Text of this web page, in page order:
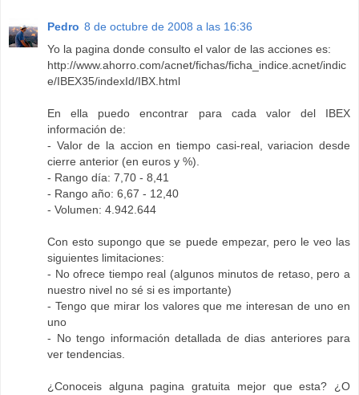
Pedro 8 de octubre de 2008 a las 16:36
Yo la pagina donde consulto el valor de las acciones es:
http://www.ahorro.com/acnet/fichas/ficha_indice.acnet/indic
e/IBEX35/indexId/IBX.html
En ella puedo encontrar para cada valor del IBEX
información de:
- Valor de la accion en tiempo casi-real, variacion desde
cierre anterior (en euros y %).
- Rango día: 7,70 - 8,41
- Rango año: 6,67 - 12,40
- Volumen: 4.942.644
Con esto supongo que se puede empezar, pero le veo las
siguientes limitaciones:
- No ofrece tiempo real (algunos minutos de retaso, pero a
nuestro nivel no sé si es importante)
- Tengo que mirar los valores que me interesan de uno en
uno
- No tengo información detallada de dias anteriores para
ver tendencias.
¿Conoceis alguna pagina gratuita mejor que esta? ¿O